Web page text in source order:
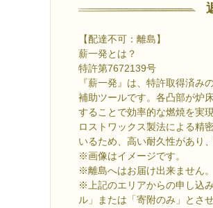
【配達不可：離島】
薪一発とは？
特許第7672139号
『薪一発』は、特許取得済み
補助ツールです。各凸部が炉
することで効率的な燃焼を実現
ロストワックス製法による精
いるため、高い耐久性があり
※画像はイメージです。
※離島へはお届け出来ません。
※上記のエリアからの申し込
ル」または「寄附のみ」とさ